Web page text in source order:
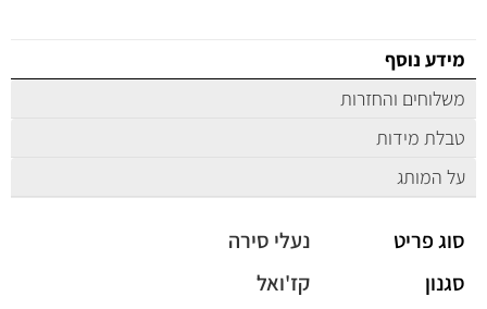
מידע נוסף
משלוחים והחזרות
טבלת מידות
על המותג
סוג פריט
נעלי סירה
סגנון
קז'ואל